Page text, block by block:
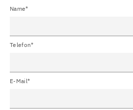
Name*
Telefon*
E-Mail*